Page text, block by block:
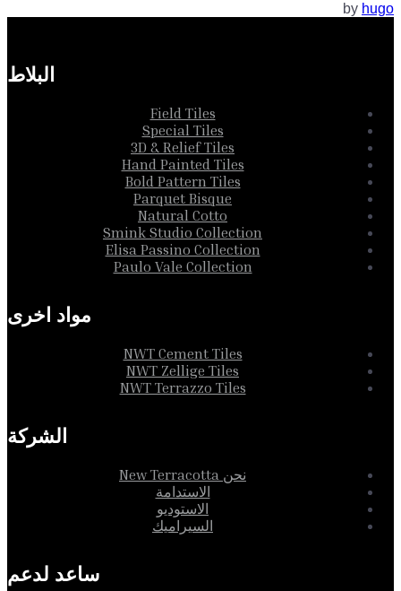
by hugo
البلاط
Field Tiles
Special Tiles
3D & Relief Tiles
Hand Painted Tiles
Bold Pattern Tiles
Parquet Bisque
Natural Cotto
Smink Studio Collection
Elisa Passino Collection
Paulo Vale Collection
مواد اخرى
NWT Cement Tiles
NWT Zellige Tiles
NWT Terrazzo Tiles
الشركة
نحن New Terracotta
الاستدامة
الاستوديو
السيراميك
ساعد لدعم